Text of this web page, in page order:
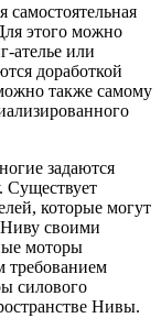
этого можно
ателье или
доработкой
также самому
задаются
Существует
которые могут
своими
моторы
требованием
силового
Нивы.